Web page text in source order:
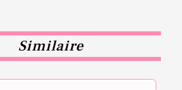
Similaire